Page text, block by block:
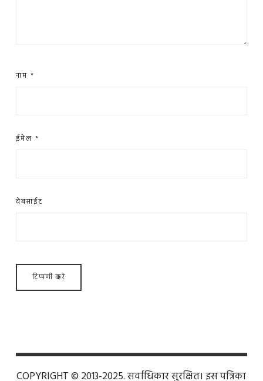
नाम *
ईमेल *
वेबसाईट
COPYRIGHT © 2013-2025. सर्वाधिकार सुरक्षित। इस पत्रिका